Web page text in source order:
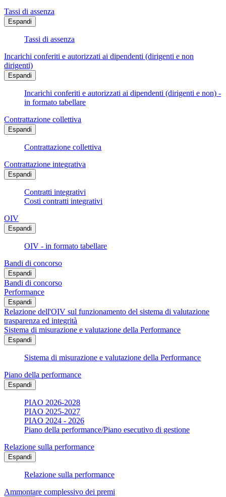
Tassi di assenza
Espandi
Tassi di assenza
Incarichi conferiti e autorizzati ai dipendenti (dirigenti e non
dirigenti)
Espandi
Incarichi conferiti e autorizzati ai dipendenti (dirigenti e non) -
in formato tabellare
Contrattazione collettiva
Espandi
Contrattazione collettiva
Contrattazione integrativa
Espandi
Contratti integrativi
Costi contratti integrativi
OIV
Espandi
OIV - in formato tabellare
Bandi di concorso
Espandi
Bandi di concorso
Performance
Espandi
Relazione dell'OIV sul funzionamento del sistema di valutazione
trasparenza ed integrità
Sistema di misurazione e valutazione della Performance
Espandi
Sistema di misurazione e valutazione della Performance
Piano della performance
Espandi
PIAO 2026-2028
PIAO 2025-2027
PIAO 2024 - 2026
Piano della performance/Piano esecutivo di gestione
Relazione sulla performance
Espandi
Relazione sulla performance
Ammontare complessivo dei premi